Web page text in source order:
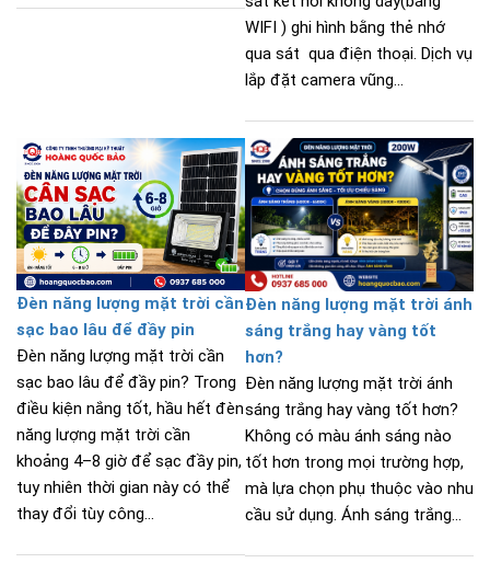
WIFI ) ghi hình bằng thẻ nhớ
qua sát qua điện thoại. Dịch vụ
lắp đặt camera vũng...
Đèn năng lượng mặt trời cần
sạc bao lâu để đầy pin
Đèn năng lượng mặt trời cần
sạc bao lâu để đầy pin? Trong
điều kiện nắng tốt, hầu hết đèn
năng lượng mặt trời cần
khoảng 4–8 giờ để sạc đầy pin,
tuy nhiên thời gian này có thể
thay đổi tùy công...
Đèn năng lượng mặt trời ánh
sáng trắng hay vàng tốt
hơn?
Đèn năng lượng mặt trời ánh
sáng trắng hay vàng tốt hơn?
Không có màu ánh sáng nào
tốt hơn trong mọi trường hợp,
mà lựa chọn phụ thuộc vào nhu
cầu sử dụng. Ánh sáng trắng...